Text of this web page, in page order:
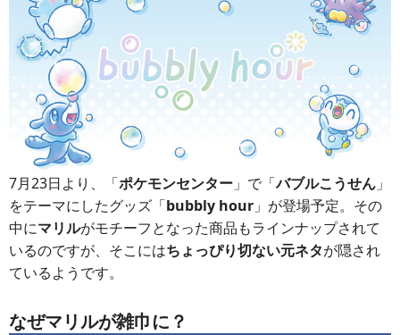
7月23日より、「ポケモンセンター」で「バブルこうせん」
をテーマにしたグッズ「bubbly hour」が登場予定。その
中にマリルがモチーフとなった商品もラインナップされて
いるのですが、そこにはちょっぴり切ない元ネタが隠され
ているようです。
なぜマリルが雑巾に？